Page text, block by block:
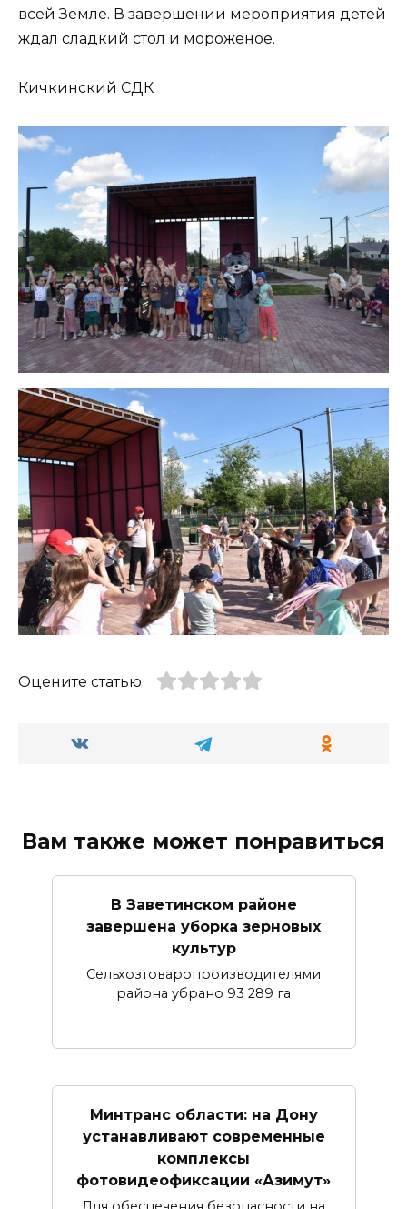
всей Земле. В завершении мероприятия детей
ждал сладкий стол и мороженое.
Кичкинский СДК
Оцените статью
Вам также может понравиться
В Заветинском районе
завершена уборка зерновых
культур
Сельхозтоваропроизводителями
района убрано 93 289 га
Минтранс области: на Дону
устанавливают современные
комплексы
фотовидеофиксации «Азимут»